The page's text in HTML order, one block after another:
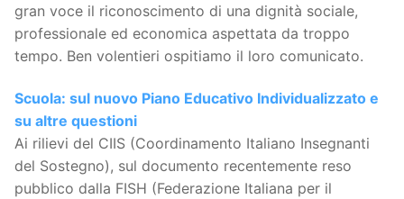
gran voce il riconoscimento di una dignità sociale,
professionale ed economica aspettata da troppo
tempo. Ben volentieri ospitiamo il loro comunicato.
Scuola: sul nuovo Piano Educativo Individualizzato e
su altre questioni
Ai rilievi del CIIS (Coordinamento Italiano Insegnanti
del Sostegno), sul documento recentemente reso
pubblico dalla FISH (Federazione Italiana per il